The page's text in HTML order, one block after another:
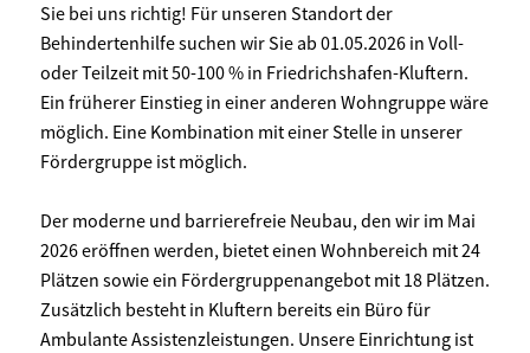
Sie bei uns richtig! Für unseren Standort der
Behindertenhilfe suchen wir Sie ab 01.05.2026 in Voll-
oder Teilzeit mit 50-100 % in Friedrichshafen-Kluftern.
Ein früherer Einstieg in einer anderen Wohngruppe wäre
möglich. Eine Kombination mit einer Stelle in unserer
Fördergruppe ist möglich.
Der moderne und barrierefreie Neubau, den wir im Mai
2026 eröffnen werden, bietet einen Wohnbereich mit 24
Plätzen sowie ein Fördergruppenangebot mit 18 Plätzen.
Zusätzlich besteht in Kluftern bereits ein Büro für
Ambulante Assistenzleistungen. Unsere Einrichtung ist